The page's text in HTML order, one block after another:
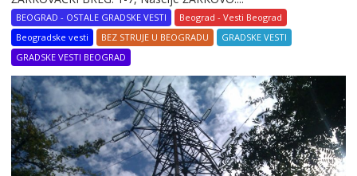
BEOGRAD - OSTALE GRADSKE VESTI
Beograd - Vesti Beograd
Beogradske vesti
BEZ STRUJE U BEOGRADU
GRADSKE VESTI
GRADSKE VESTI BEOGRAD